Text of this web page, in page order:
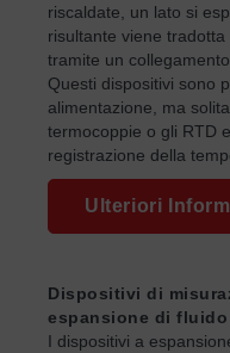
riscaldate, un lato si
risultante viene
tramite un
Questi dispositivi sono
alimentazione, ma
termocoppie o gli RTD
registrazione della
Ulteriori
Dispositivi di
espansione di fluido
I dispositivi a